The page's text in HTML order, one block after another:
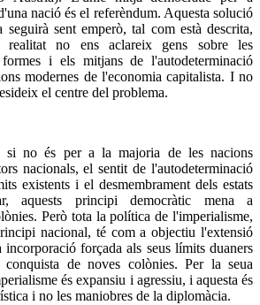
nació és el referèndum. Aquesta solució
seguirà sent emperò, tal com està descrita,
realitat no ens aclareix gens sobre les
i els mitjans de l'autodeterminació
modernes de l'economia capitalista. I no
el centre del problema.
si no és per a la majoria de les nacions
nacionals, el sentit de l'autodeterminació
existents i el desmembrament dels estats
aquests principi democràtic mena a
Però tota la política de l'imperialisme,
nacional, té com a objectiu l'extensió
forçada als seus límits duaners
de noves colònies. Per la seua
és expansiu i agressiu, i aquesta és
i no les maniobres de la diplomàcia.